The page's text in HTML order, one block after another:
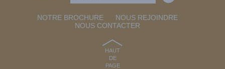
NOTRE BROCHURE
NOUS REJOINDRE
NOUS CONTACTER
HAUT
DE
PAGE